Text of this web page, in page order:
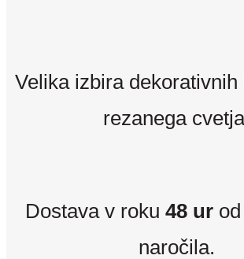
Velika izbira dekorativnih
rezanega
Dostava v roku 48 ur
naročila.